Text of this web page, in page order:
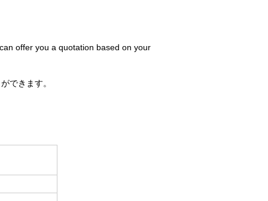
offer you a quotation based on your
できます。